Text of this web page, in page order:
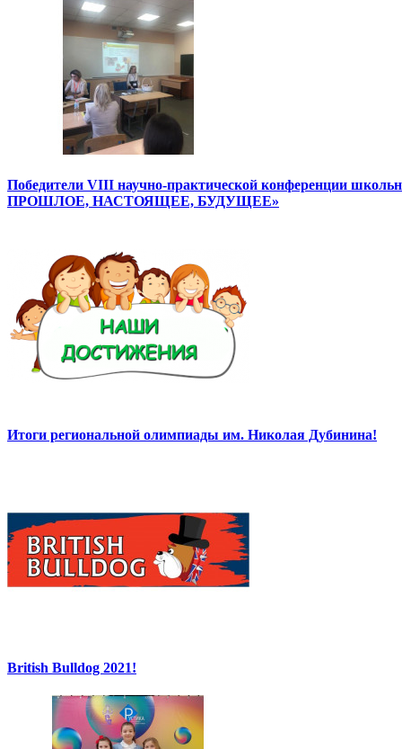
Победители VIII научно-практической конференции
ПРОШЛОЕ, НАСТОЯЩЕЕ, БУДУЩЕЕ»
Итоги региональной олимпиады им. Николая Дубинина!
British Bulldog 2021!